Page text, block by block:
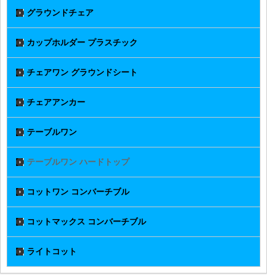
グラウンドチェア
カップホルダー プラスチック
チェアワン グラウンドシート
チェアアンカー
テーブルワン
テーブルワン ハードトップ
コットワン コンバーチブル
コットマックス コンバーチブル
ライトコット